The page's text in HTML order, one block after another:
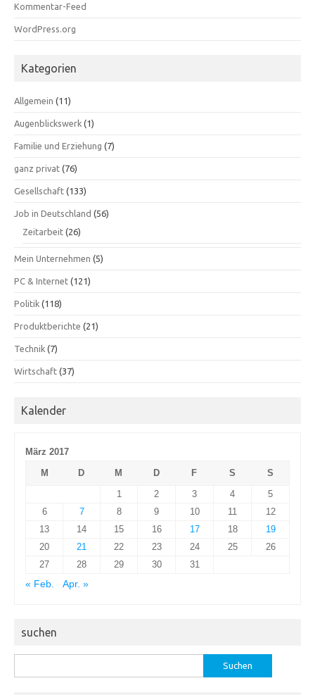
Kommentar-Feed
WordPress.org
Kategorien
Allgemein (11)
Augenblickswerk (1)
Familie und Erziehung (7)
ganz privat (76)
Gesellschaft (133)
Job in Deutschland (56)
Zeitarbeit (26)
Mein Unternehmen (5)
PC & Internet (121)
Politik (118)
Produktberichte (21)
Technik (7)
Wirtschaft (37)
Kalender
März 2017
M
D M D F S
S
1
2 3 4
5
6
7 8 9 10 11
12
13
14 15 16 17 18
19
20
21 22 23 24 25
26
27
28 29 30
31
« Feb.
Apr. »
suchen
nach: